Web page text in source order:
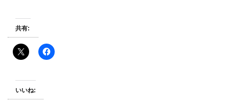
共有:
いいね: